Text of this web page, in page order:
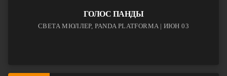
ГОЛОС ПАНДЫ
СВЕТА МЮЛЛЕР, PANDA PLATFORMA | ИЮН 03